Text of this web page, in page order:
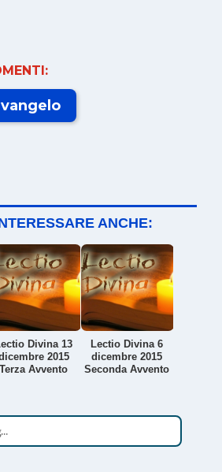
ANCHE:
Divina 13
2015
Terza Avvento
Lectio Divina 6
dicembre 2015
Seconda Avvento